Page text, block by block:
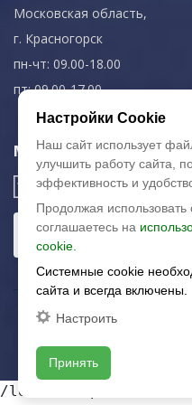
Московская область,
г. Красногорск
пн-чт: 09.00-18.00
пт: 09.00-17.00
Мы в соц. сетях
© 2003-2026
/local/templates/
Настройки Cookie
Наш сайт использует
улучшить работу сайта,
эффективность и
Продолжая использовать
соглашаетесь на
cookie.
Системные cookie
сайта и всегда включены.
Настроить
Принять